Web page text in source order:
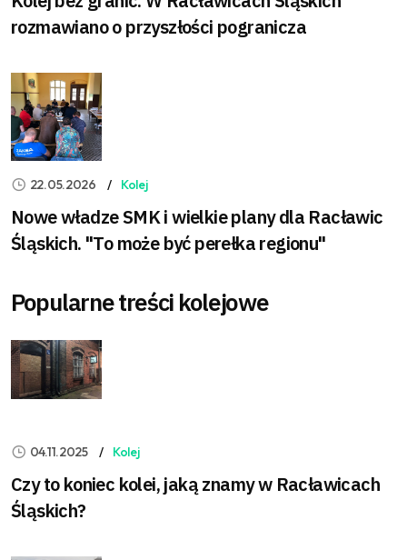
rozmawiano o przyszłości pogranicza
22.05.2026 Kolej
Nowe władze SMK i wielkie plany dla Racławic
Śląskich. "To może być perełka regionu"
Popularne treści kolejowe
04.11.2025 Kolej
Czy to koniec kolei, jaką znamy w Racławicach
Śląskich?